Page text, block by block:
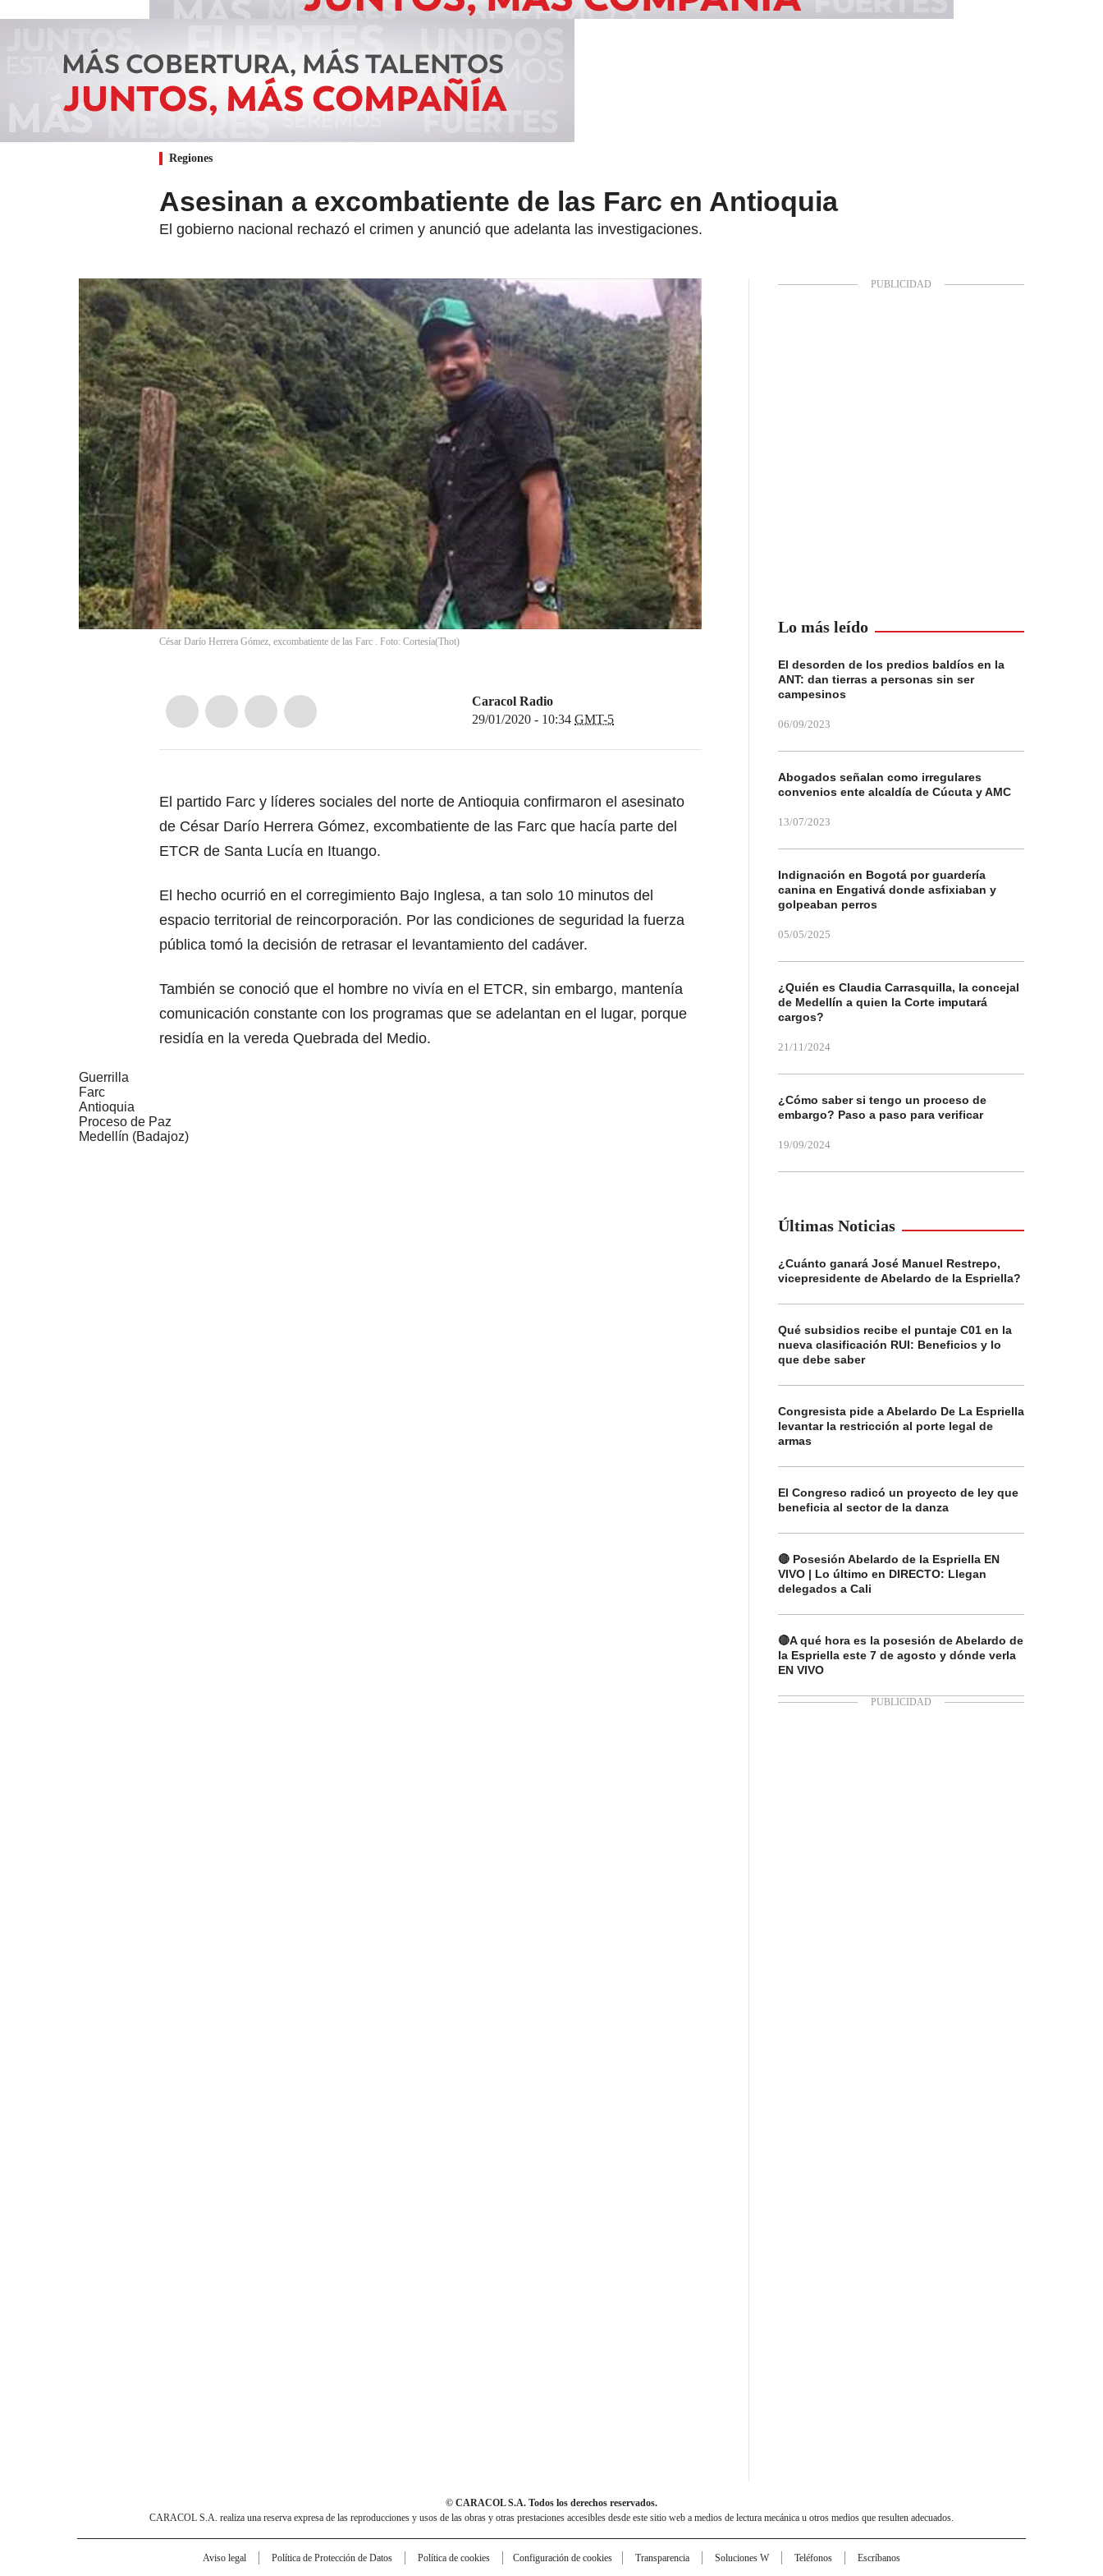
Regiones
Asesinan a excombatiente de las Farc en Antioquia
El gobierno nacional rechazó el crimen y anunció que adelanta las investigaciones.
César Darío Herrera Gómez, excombatiente de las Farc . Foto: Cortesía(Thot)
Caracol Radio
29/01/2020 - 10:34 GMT-5
El partido Farc y líderes sociales del norte de Antioquia confirmaron el asesinato
de César Darío Herrera Gómez, excombatiente de las Farc que hacía parte del
ETCR de Santa Lucía en Ituango.
El hecho ocurrió en el corregimiento Bajo Inglesa, a tan solo 10 minutos del
espacio territorial de reincorporación. Por las condiciones de seguridad la fuerza
pública tomó la decisión de retrasar el levantamiento del cadáver.
También se conoció que el hombre no vivía en el ETCR, sin embargo, mantenía
comunicación constante con los programas que se adelantan en el lugar, porque
residía en la vereda Quebrada del Medio.
Guerrilla
Farc
Antioquia
Proceso de Paz
Medellín (Badajoz)
Lo más leído
El desorden de los predios baldíos en la
ANT: dan tierras a personas sin ser
campesinos
06/09/2023
Abogados señalan como irregulares
convenios ente alcaldía de Cúcuta y AMC
13/07/2023
Indignación en Bogotá por guardería
canina en Engativá donde asfixiaban y
golpeaban perros
05/05/2025
¿Quién es Claudia Carrasquilla, la concejal
de Medellín a quien la Corte imputará
cargos?
21/11/2024
¿Cómo saber si tengo un proceso de
embargo? Paso a paso para verificar
19/09/2024
Últimas Noticias
¿Cuánto ganará José Manuel Restrepo,
vicepresidente de Abelardo de la Espriella?
Qué subsidios recibe el puntaje C01 en la
nueva clasificación RUI: Beneficios y lo
que debe saber
Congresista pide a Abelardo De La Espriella
levantar la restricción al porte legal de
armas
El Congreso radicó un proyecto de ley que
beneficia al sector de la danza
🔴 Posesión Abelardo de la Espriella EN
VIVO | Lo último en DIRECTO: Llegan
delegados a Cali
🔴A qué hora es la posesión de Abelardo de
la Espriella este 7 de agosto y dónde verla
EN VIVO
© CARACOL S.A. Todos los derechos reservados.
CARACOL S.A. realiza una reserva expresa de las reproducciones y usos de las obras y otras prestaciones accesibles desde este sitio web a medios de lectura mecánica u otros medios que resulten adecuados.
Aviso legal Política de Protección de Datos Política de cookies Configuración de cookies Transparencia Soluciones W Teléfonos Escríbanos